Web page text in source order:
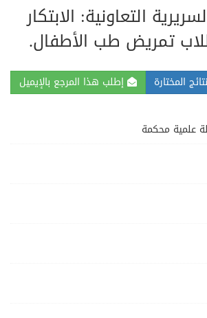
التعاونية: الابتكار
تمريض طب الأطفال.
المختارة إطلب هذا المرجع بالإيميل
علمية محكمة